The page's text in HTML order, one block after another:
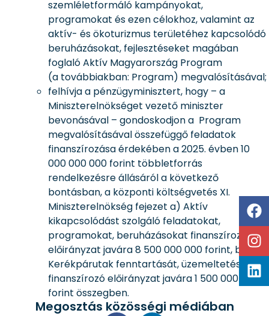
szemléletformáló kampányokat,
programokat és ezen célokhoz, valamint az
aktív- és ökoturizmus területéhez kapcsolódó
beruházásokat, fejlesztéseket magában
foglaló Aktív Magyarország Program
(a továbbiakban: Program) megvalósításával;
felhívja a pénzügyminisztert, hogy – a
Miniszterelnökséget vezető miniszter
bevonásával – gondoskodjon a Program
megvalósításával összefüggő feladatok
finanszírozása érdekében a 2025. évben 10
000 000 000 forint többletforrás
rendelkezésre állásáról a következő
bontásban, a központi költségvetés XI.
Miniszterelnökség fejezet a) Aktív
kikapcsolódást szolgáló feladatokat,
programokat, beruházásokat finanszírozó
előirányzat javára 8 500 000 000 forint, b)
Kerékpárutak fenntartását, üzemeltetését
finanszírozó előirányzat javára 1 500 000 000
forint összegben.
Megosztás közösségi médiában